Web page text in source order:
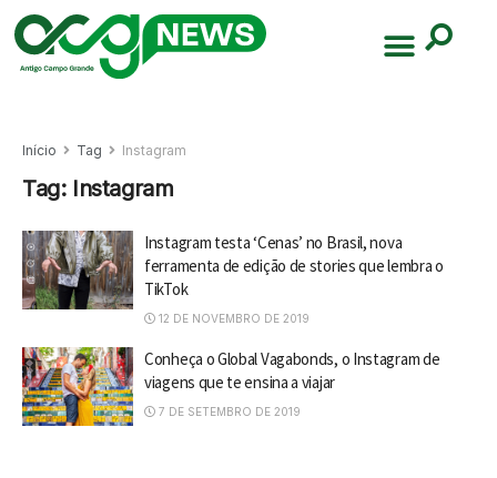
Início Tag Instagram
Tag: Instagram
Instagram testa ‘Cenas’ no Brasil, nova
ferramenta de edição de stories que lembra o
TikTok
12 DE NOVEMBRO DE 2019
Conheça o Global Vagabonds, o Instagram de
viagens que te ensina a viajar
7 DE SETEMBRO DE 2019